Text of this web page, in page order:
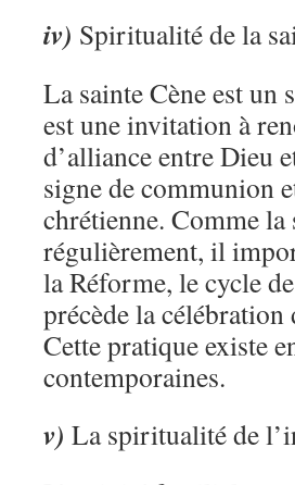
iv) Spiritualité de la
La sainte Cène est un
est une invitation à
d’alliance entre Dieu
signe de communion
chrétienne. Comme la
régulièrement, il
la Réforme, le cycle
précède la
Cette pratique existe
contemporaines.
v) La spiritualité de